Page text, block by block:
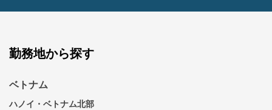
勤務地から探す
ベトナム
ハノイ・ベトナム北部